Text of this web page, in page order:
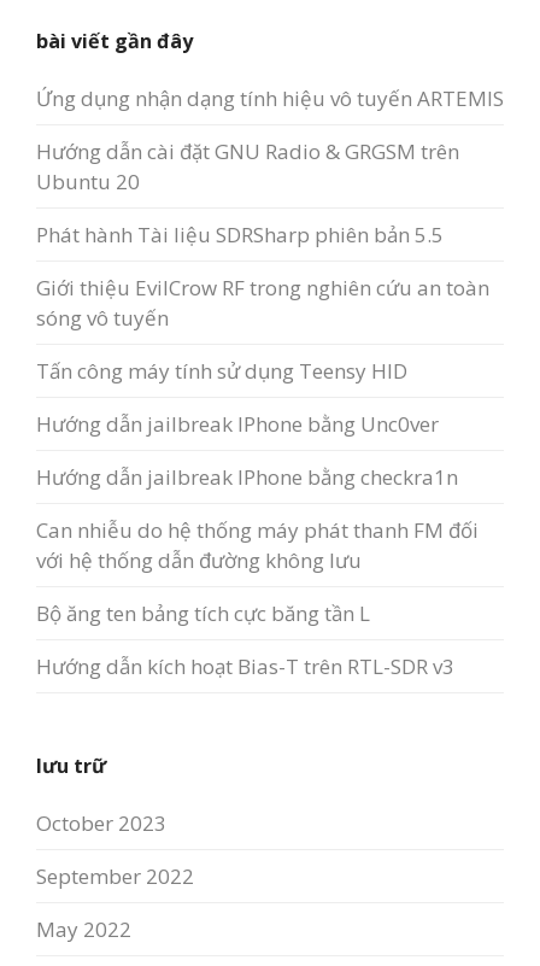
bài viết gần đây
Ứng dụng nhận dạng tính hiệu vô tuyến ARTEMIS
Hướng dẫn cài đặt GNU Radio & GRGSM trên
Ubuntu 20
Phát hành Tài liệu SDRSharp phiên bản 5.5
Giới thiệu EvilCrow RF trong nghiên cứu an toàn
sóng vô tuyến
Tấn công máy tính sử dụng Teensy HID
Hướng dẫn jailbreak IPhone bằng Unc0ver
Hướng dẫn jailbreak IPhone bằng checkra1n
Can nhiễu do hệ thống máy phát thanh FM đối
với hệ thống dẫn đường không lưu
Bộ ăng ten bảng tích cực băng tần L
Hướng dẫn kích hoạt Bias-T trên RTL-SDR v3
lưu trữ
October 2023
September 2022
May 2022